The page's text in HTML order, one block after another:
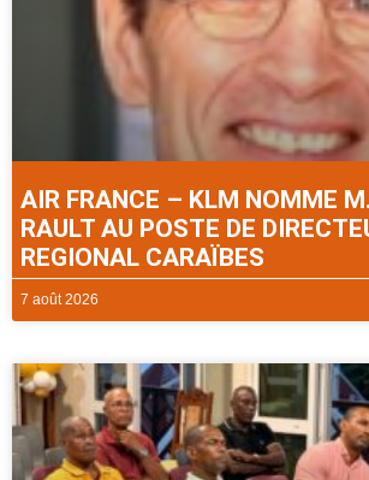
AIR FRANCE – KLM NOMME
RAULT AU POSTE DE
REGIONAL CARAÏBES
7 août 2026